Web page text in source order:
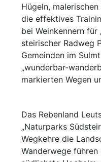
Hügeln,
die effektives
bei Weinkennern
steirischer Radweg
Gemeinden im
„wunderbar-
markierten Wegen
Das Rebenland
„Naturparks
Wegkehre die
Wanderwege